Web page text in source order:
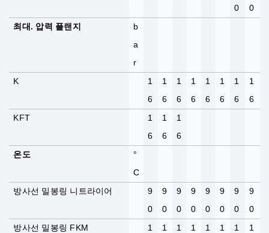
0
0
최대. 압력 플랜지
b
a
r
K
1
6
1
6
1
6
1
6
1
6
1
6
1
6
1
6
KFT
1
6
1
6
1
6
온도
°
C
방사선 밀봉링 니트라이어
9
0
9
0
9
0
9
0
9
0
9
0
9
0
9
0
방사선 밀봉링 FKM
1
1
1
1
1
1
1
1